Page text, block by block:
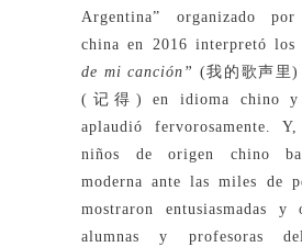
Argentina” organizado
china en 2016 interpretó los
de mi canción” (我的歌声里
(记得) en idioma chino
aplaudió fervorosamente.
niños de origen chino
moderna ante las miles de
mostraron entusiasmadas
alumnas y profesoras